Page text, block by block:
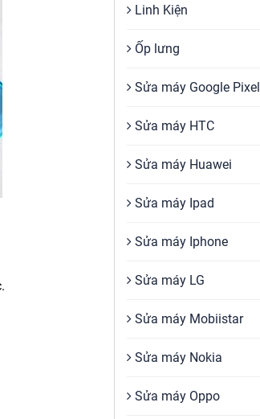
Linh Kiện
Ốp lưng
Sửa máy Google Pixel
Sửa máy HTC
Sửa máy Huawei
Sửa máy Ipad
Sửa máy Iphone
Sửa máy LG
Sửa máy Mobiistar
Sửa máy Nokia
Sửa máy Oppo